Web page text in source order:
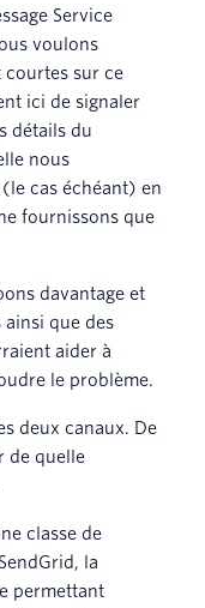
Service
voulons
courtes sur ce
ici de signaler
détails du
nous
cas échéant) en
fournissons que
davantage et
que des
aider à
le problème.
deux canaux. De
de quelle
classe de
la
permettant